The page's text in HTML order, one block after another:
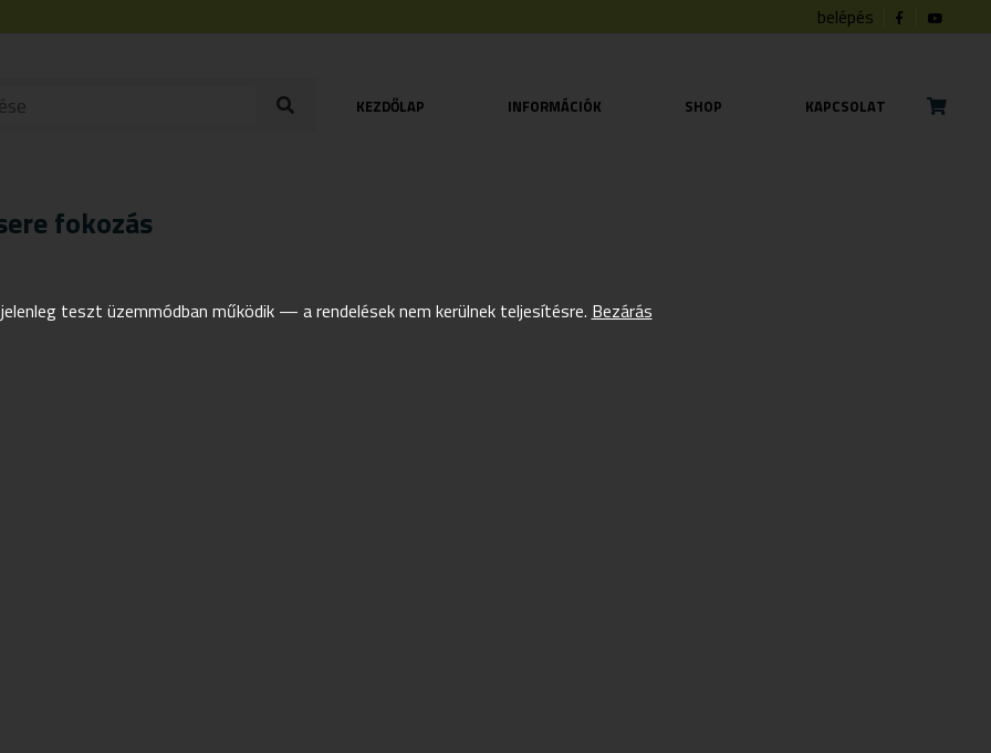
belépés
KEZDŐLAP INFORMÁCIÓK SHOP KAPCSOLAT
fokozás
teszt üzemmódban működik — a rendelések nem kerülnek teljesítésre. Bezárás